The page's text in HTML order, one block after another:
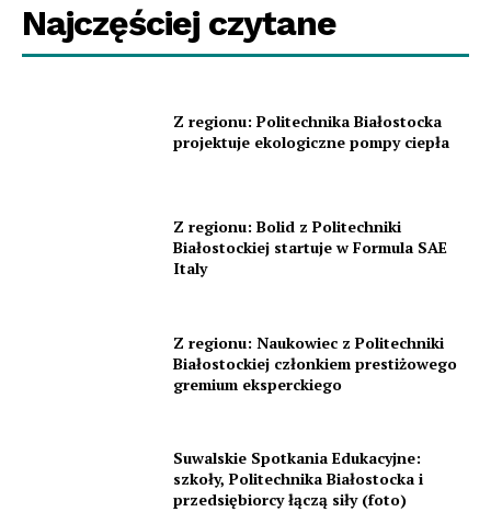
Najczęściej czytane
Z regionu: Politechnika Białostocka
projektuje ekologiczne pompy ciepła
Z regionu: Bolid z Politechniki
Białostockiej startuje w Formula SAE
Italy
Z regionu: Naukowiec z Politechniki
Białostockiej członkiem prestiżowego
gremium eksperckiego
Suwalskie Spotkania Edukacyjne:
szkoły, Politechnika Białostocka i
przedsiębiorcy łączą siły (foto)